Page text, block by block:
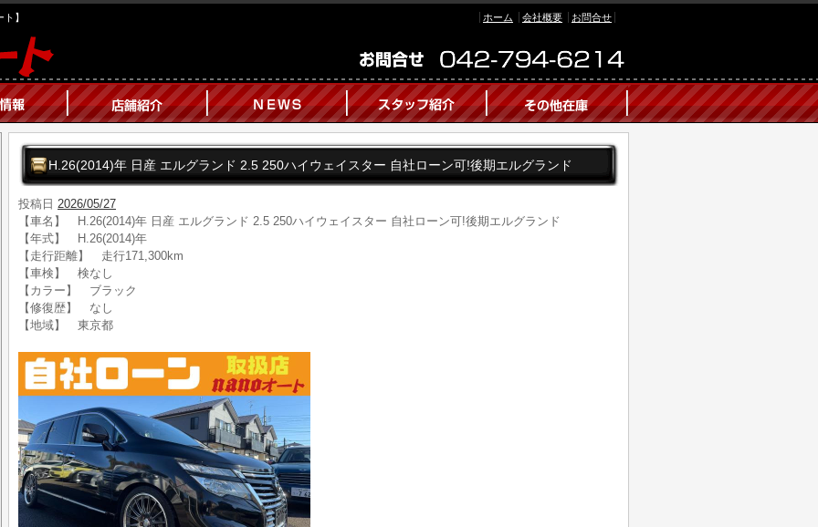
】 ホーム 会社概要 お問合せ
H.26(2014)年 日産 エルグランド 2.5 250ハイウェイスター 自社ローン可!後期エルグランド
投稿日 2026/05/27
【車名】 H.26(2014)年 日産 エルグランド 2.5 250ハイウェイスター 自社ローン可!後期エルグランド
【年式】 H.26(2014)年
【走行距離】 走行171,300km
【車検】 検なし
【カラー】 ブラック
【修復歴】 なし
【地域】 東京都